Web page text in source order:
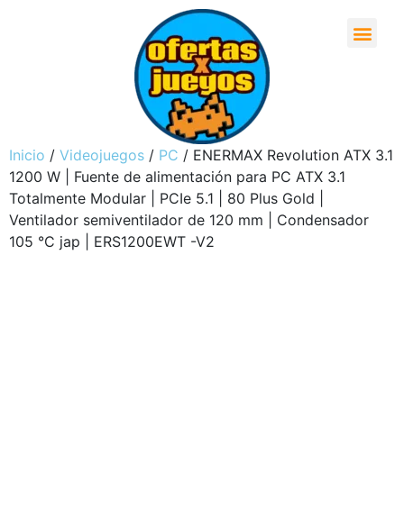
Inicio / Videojuegos / PC / ENERMAX Revolution ATX 3.1
1200 W | Fuente de alimentación para PC ATX 3.1
Totalmente Modular | PCIe 5.1 | 80 Plus Gold |
Ventilador semiventilador de 120 mm | Condensador
105 °C jap | ERS1200EWT -V2